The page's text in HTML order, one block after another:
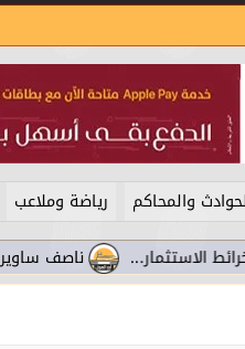
والمحاكم رياضة وملاعب
ناصف ساويرس يتجاوز 55% في «أو سي آي غلوبال».. سامر شقير يرصد...